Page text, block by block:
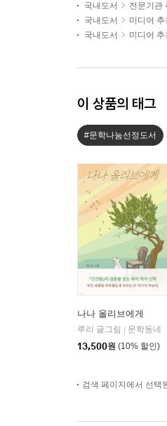
국내도서
전문기관
국내도서
미디어 추
국내도서
미디어 추
이 상품의 태그
#문학나눔선정도서
나나 올리브에게
루리 글그림
문학동네
13,500원 (10% 할인)
검색 페이지에서 선택